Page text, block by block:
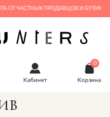
ЧАСТНЫХ ПРОДАВЦОВ И БУТИКОВ
Кабинет
0
Корзина